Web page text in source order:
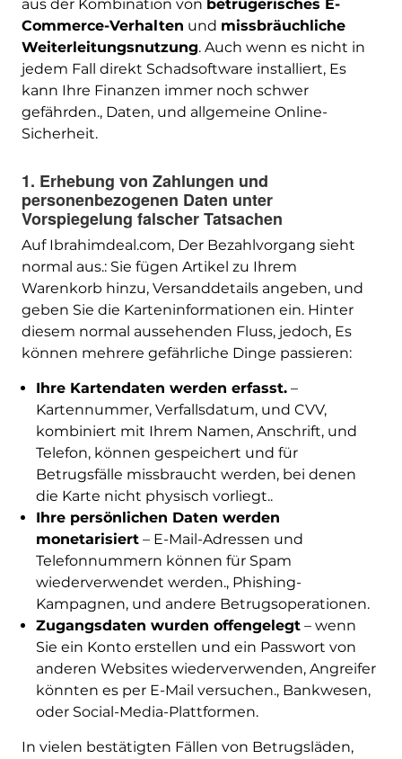
aus der Kombination von betrügerisches E-
Commerce-Verhalten und missbräuchliche
Weiterleitungsnutzung. Auch wenn es nicht in
jedem Fall direkt Schadsoftware installiert, Es
kann Ihre Finanzen immer noch schwer
gefährden., Daten, und allgemeine Online-
Sicherheit.
1. Erhebung von Zahlungen und
personenbezogenen Daten unter
Vorspiegelung falscher Tatsachen
Auf Ibrahimdeal.com, Der Bezahlvorgang sieht
normal aus.: Sie fügen Artikel zu Ihrem
Warenkorb hinzu, Versanddetails angeben, und
geben Sie die Karteninformationen ein. Hinter
diesem normal aussehenden Fluss, jedoch, Es
können mehrere gefährliche Dinge passieren:
Ihre Kartendaten werden erfasst.–
Kartennummer, Verfallsdatum, und CVV,
kombiniert mit Ihrem Namen, Anschrift, und
Telefon, können gespeichert und für
Betrugsfälle missbraucht werden, bei denen
die Karte nicht physisch vorliegt..
Ihre persönlichen Daten werden
monetarisiert– E-Mail-Adressen und
Telefonnummern können für Spam
wiederverwendet werden., Phishing-
Kampagnen, und andere Betrugsoperationen.
Zugangsdaten wurden offengelegt– wenn
Sie ein Konto erstellen und ein Passwort von
anderen Websites wiederverwenden, Angreifer
könnten es per E-Mail versuchen., Bankwesen,
oder Social-Media-Plattformen.
In vielen bestätigten Fällen von Betrugsläden,